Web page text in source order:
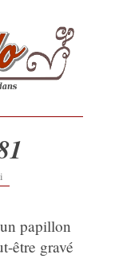
papillon
être gravé